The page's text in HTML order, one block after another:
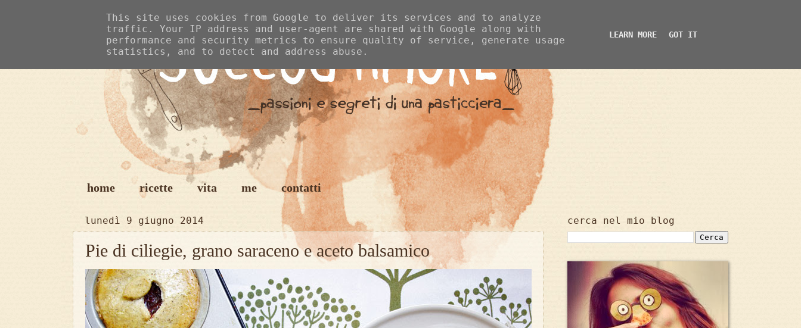
home ricette vita me contatti
lunedì 9 giugno 2014
Pie di ciliegie, grano saraceno e aceto balsamico
cerca nel mio blog
This site uses cookies from Google to deliver its services and to analyze
traffic. Your IP address and user-agent are shared with Google along with
performance and security metrics to ensure quality of service, generate usage
statistics, and to detect and address abuse.
LEARN MORE GOT IT